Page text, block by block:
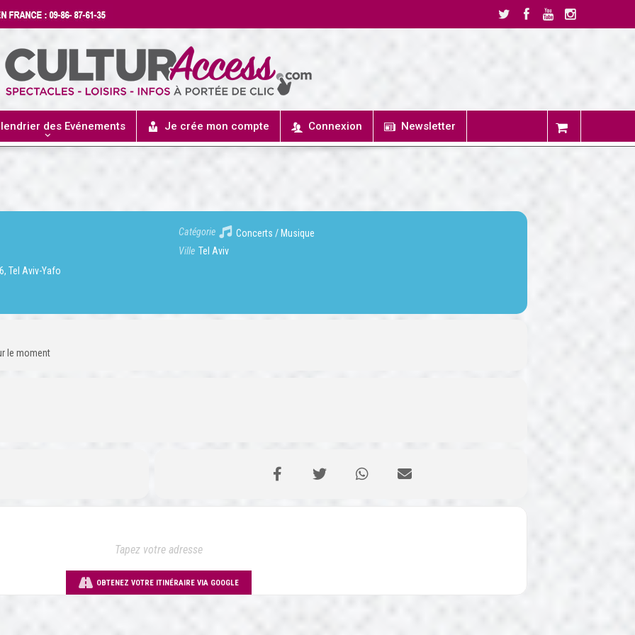
des Evénements Je crée mon compte Connexion Newsletter
Tel Aviv-Yafo
Catégorie
Concerts / Musique
Ville Tel Aviv
le moment
OBTENEZ VOTRE ITINÉRAIRE VIA GOOGLE